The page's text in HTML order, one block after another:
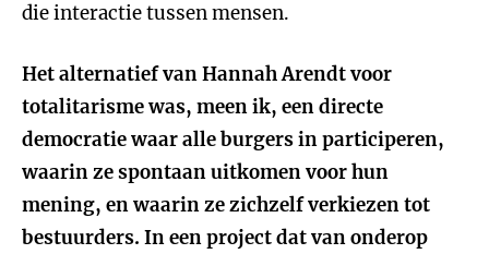
die interactie tussen mensen.
Het alternatief van Hannah Arendt voor
totalitarisme was, meen ik, een directe
democratie waar alle burgers in participeren,
waarin ze spontaan uitkomen voor hun
mening, en waarin ze zichzelf verkiezen tot
bestuurders. In een project dat van onderop